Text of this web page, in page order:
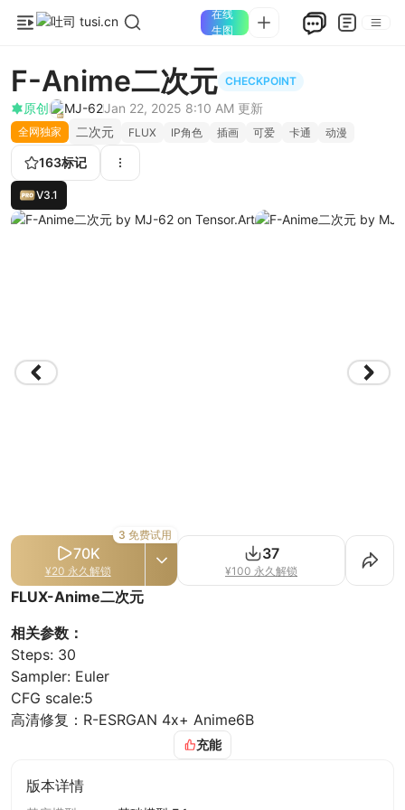
在线
生图
F-Anime二次元 CHECKPOINT
原创 MJ-62Jan 22, 2025 8:10 AM 更新
全网独家 二次元 FLUX IP角色 插画 可爱 卡通 动漫
163标记
V3.1
70K
¥20 永久解锁
3 免费试用
37
¥100 永久解锁
FLUX-Anime二次元
相关参数：
Steps: 30
Sampler: Euler
CFG scale:5
高清修复：R-ESRGAN 4x+ Anime6B
提示词书写（可自然语言描述）:
anime. face focus.,very long hair, a woman character
with white and light pink hair and blue eyes. She wears
充能
版本详情